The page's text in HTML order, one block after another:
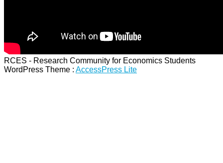
RCES - Research Community for Economics Students
WordPress Theme : AccessPress Lite